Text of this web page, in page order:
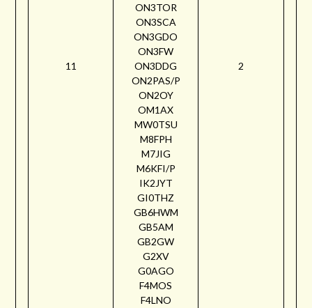
11
ON3TOR
ON3SCA
ON3GDO
ON3FW
ON3DDG
ON2PAS/P
ON2OY
OM1AX
MW0TSU
M8FPH
M7JIG
M6KFI/P
IK2JYT
GI0THZ
GB6HWM
GB5AM
GB2GW
G2XV
G0AGO
F4MOS
F4LNO
2